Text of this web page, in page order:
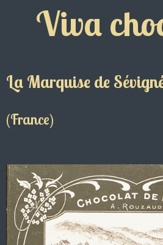
PasserViva
La Marquise de
(France)